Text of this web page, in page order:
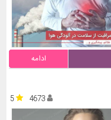
ادامه
5
4673